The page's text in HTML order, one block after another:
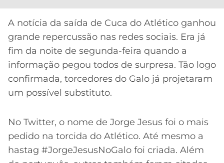
CASSINOS
ONLINE
2026
GRÊMIO
ATLÉTICO
MG
CRUZEIRO
LALIGA
A notícia da saída de Cuca do Atlético ganhou
grande repercussão nas redes sociais. Era já
fim da noite de segunda-feira quando a
informação pegou todos de surpresa. Tão logo
confirmada, torcedores do Galo já projetaram
um possível substituto.
No Twitter, o nome de Jorge Jesus foi o mais
pedido na torcida do Atlético. Até mesmo a
hastag #JorgeJesusNoGalo foi criada. Além